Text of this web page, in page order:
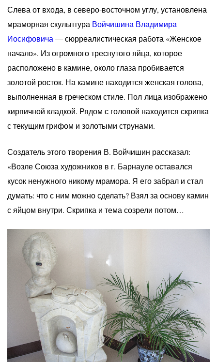
Слева от входа, в северо-восточном углу, установлена
мраморная скульптура Войчишина Владимира
Иосифовича — сюрреалистическая работа «Женское
начало». Из огромного треснутого яйца, которое
расположено в камине, около глаза пробивается
золотой росток. На камине находится женская голова,
выполненная в греческом стиле. Пол-лица изображено
кирпичной кладкой. Рядом с головой находится скрипка
с текущим грифом и золотыми струнами.
Создатель этого творения В. Войчишин рассказал:
«Возле Союза художников в г. Барнауле оставался
кусок ненужного никому мрамора. Я его забрал и стал
думать: что с ним можно сделать? Взял за основу камин
с яйцом внутри. Скрипка и тема созрели потом…